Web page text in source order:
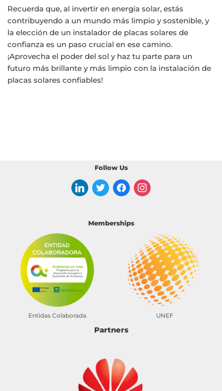
Recuerda que, al invertir en energía solar, estás
contribuyendo a un mundo más limpio y sostenible, y
la elección de un instalador de placas solares de
confianza es un paso crucial en ese camino.
¡Aprovecha el poder del sol y haz tu parte para un
futuro más brillante y más limpio con la instalación de
placas solares confiables!
Follow Us
Memberships
Entidas Colaborada UNEF
Partners